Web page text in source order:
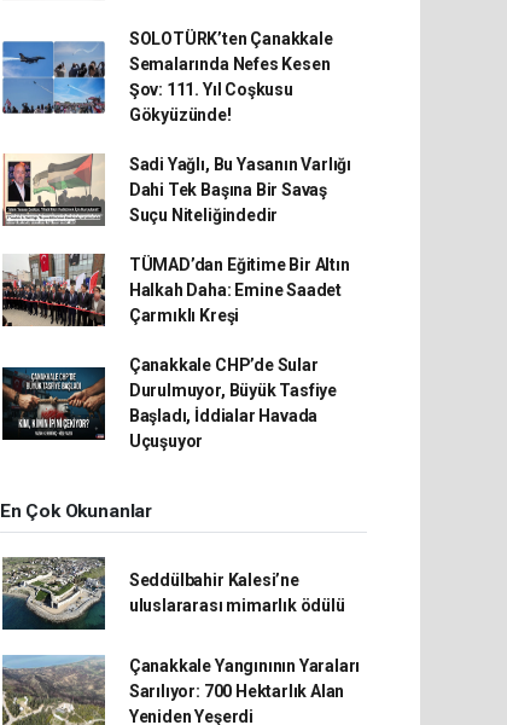
SOLOTÜRK’ten Çanakkale
Semalarında Nefes Kesen
Şov: 111. Yıl Coşkusu
Gökyüzünde!
Sadi Yağlı, Bu Yasanın Varlığı
Dahi Tek Başına Bir Savaş
Suçu Niteliğindedir
TÜMAD’dan Eğitime Bir Altın
Halkah Daha: Emine Saadet
Çarmıklı Kreşi
Çanakkale CHP’de Sular
Durulmuyor, Büyük Tasfiye
Başladı, İddialar Havada
Uçuşuyor
En Çok Okunanlar
Seddülbahir Kalesi’ne
uluslararası mimarlık ödülü
Çanakkale Yangınının Yaraları
Sarılıyor: 700 Hektarlık Alan
Yeniden Yeşerdi